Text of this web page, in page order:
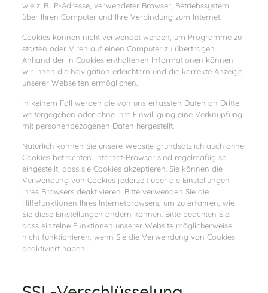
wie z. B. IP-Adresse, verwendeter Browser, Betriebssystem
über Ihren Computer und Ihre Verbindung zum Internet.
Cookies können nicht verwendet werden, um Programme zu
starten oder Viren auf einen Computer zu übertragen.
Anhand der in Cookies enthaltenen Informationen können
wir Ihnen die Navigation erleichtern und die korrekte Anzeige
unserer Webseiten ermöglichen.
In keinem Fall werden die von uns erfassten Daten an Dritte
weitergegeben oder ohne Ihre Einwilligung eine Verknüpfung
mit personenbezogenen Daten hergestellt.
Natürlich können Sie unsere Website grundsätzlich auch ohne
Cookies betrachten. Internet-Browser sind regelmäßig so
eingestellt, dass sie Cookies akzeptieren. Sie können die
Verwendung von Cookies jederzeit über die Einstellungen
Ihres Browsers deaktivieren. Bitte verwenden Sie die
Hilfefunktionen Ihres Internetbrowsers, um zu erfahren, wie
Sie diese Einstellungen ändern können. Bitte beachten Sie,
dass einzelne Funktionen unserer Website möglicherweise
nicht funktionieren, wenn Sie die Verwendung von Cookies
deaktiviert haben.